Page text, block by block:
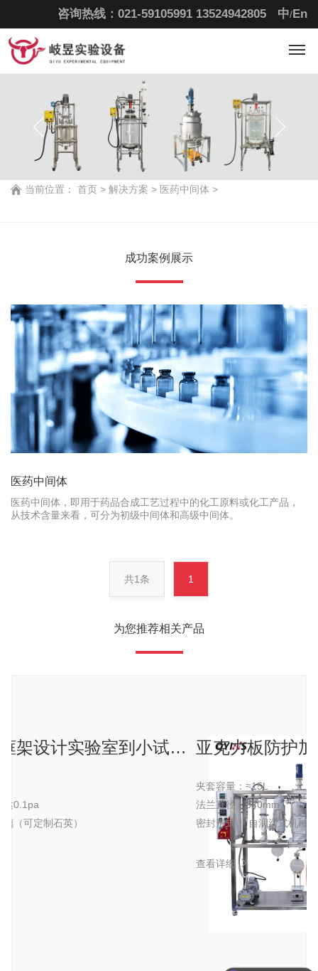
中/En
咨询热线：021-59105991 13524942805
当前位置： 首页 > 解决方案 > 医药中间体 >
成功案例展示
医药中间体
医药中间体，即用于药品合成工艺过程中的化工原料或化工产品，
从技术含量来看，可分为初级中间体和高级中间体。
共1条 1
为您推荐相关产品
定制化加厚框架设计实验室到小试全面覆盖150D玻璃薄膜蒸发器
达0.1pa
（可定制石英）
夹套容量：≈15L
法兰直径：340mm
密封形式：自润滑式机械
查看详细